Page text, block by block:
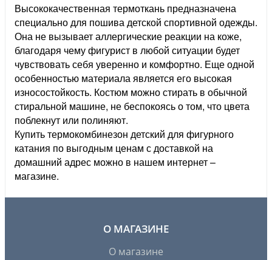
Высококачественная термоткань предназначена
специально для пошива детской спортивной одежды.
Она не вызывает аллергические реакции на коже,
благодаря чему фигурист в любой ситуации будет
чувствовать себя уверенно и комфортно. Еще одной
особенностью материала является его высокая
износостойкость. Костюм можно стирать в обычной
стиральной машине, не беспокоясь о том, что цвета
поблекнут или полиняют.
Купить термокомбинезон детский для фигурного
катания по выгодным ценам с доставкой на
домашний адрес можно в нашем интернет –
магазине.
О МАГАЗИНЕ
О магазине